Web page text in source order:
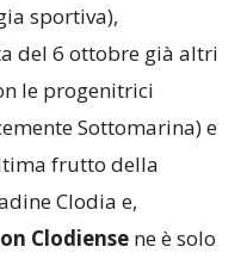
sportiva),
del 6 ottobre già altri
le progenitrici
Sottomarina) e
frutto della
Clodia e,
Clodiense ne è solo